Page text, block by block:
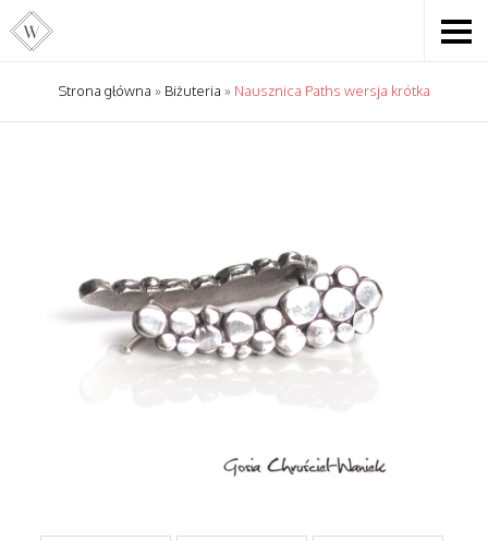
Strona główna » Biżuteria » Nausznica Paths wersja krótka